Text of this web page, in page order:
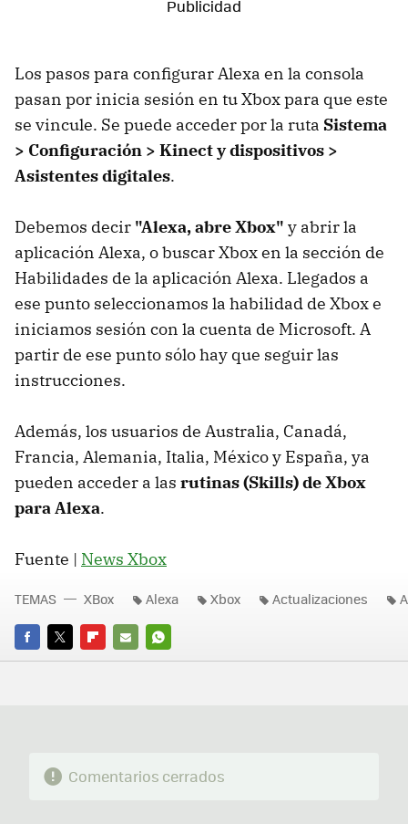
Los pasos para configurar Alexa en la consola
pasan por inicia sesión en tu Xbox para que este
se vincule. Se puede acceder por la ruta Sistema
> Configuración > Kinect y dispositivos >
Asistentes digitales.
Debemos decir "Alexa, abre Xbox" y abrir la
aplicación Alexa, o buscar Xbox en la sección de
Habilidades de la aplicación Alexa. Llegados a
ese punto seleccionamos la habilidad de Xbox e
iniciamos sesión con la cuenta de Microsoft. A
partir de ese punto sólo hay que seguir las
instrucciones.
Además, los usuarios de Australia, Canadá,
Francia, Alemania, Italia, México y España, ya
pueden acceder a las rutinas (Skills) de Xbox
para Alexa.
Fuente | News Xbox
FACEBOOK
TWITTERFLIPBOARD
E-
WHATSAPP
TEMAS XBox Alexa Xbox Actualizaciones
Comentarios cerrados